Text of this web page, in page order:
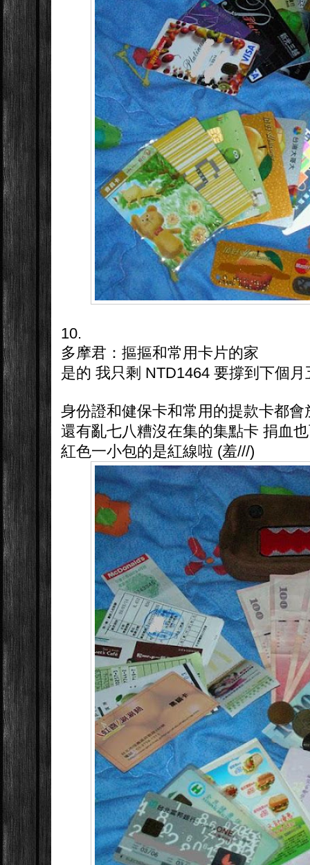
10.
多摩君：摳摳和常用卡片的家
是的 我只剩 NTD1464 要撐到下個
身份證和健保卡和常用的提款卡都會
還有亂七八糟沒在集的集點卡 捐血
紅色一小包的是紅線啦 (羞///)